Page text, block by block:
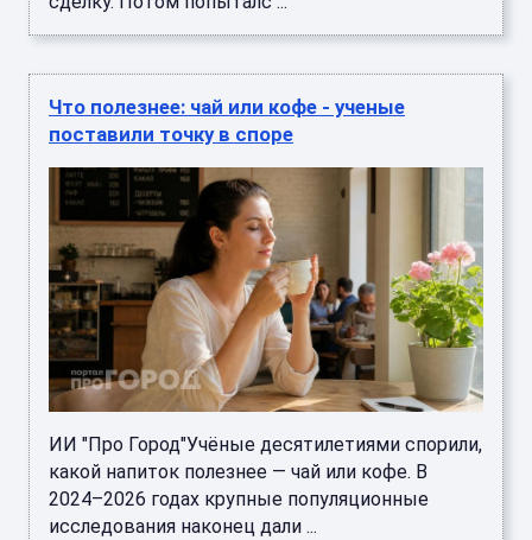
Что полезнее: чай или кофе - ученые
поставили точку в споре
ИИ "Про Город"Учёные десятилетиями спорили,
какой напиток полезнее — чай или кофе. В
2024–2026 годах крупные популяционные
исследования наконец дали ...